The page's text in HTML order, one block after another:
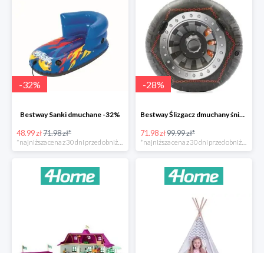
-32%
Bestway Sanki dmuchane -32%
48.99 zł71.98 zł*
*najniższa cena z 30 dni przed obniżką
-28%
Bestway Ślizgacz dmuchany śniegowy H2OGO -28%
71.98 zł99.99 zł*
*najniższa cena z 30 dni przed obniżką